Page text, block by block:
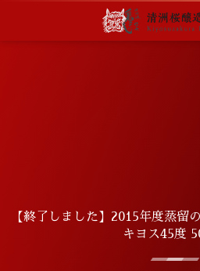
【終了しました】2015年度蒸留
キヨス45度